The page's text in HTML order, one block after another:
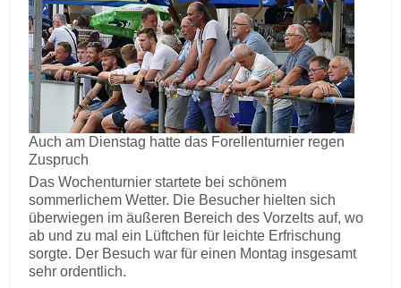
Auch am Dienstag hatte das Forellenturnier regen
Zuspruch
Das Wochenturnier startete bei schönem
sommerlichem Wetter. Die Besucher hielten sich
überwiegen im äußeren Bereich des Vorzelts auf, wo
ab und zu mal ein Lüftchen für leichte Erfrischung
sorgte. Der Besuch war für einen Montag insgesamt
sehr ordentlich.